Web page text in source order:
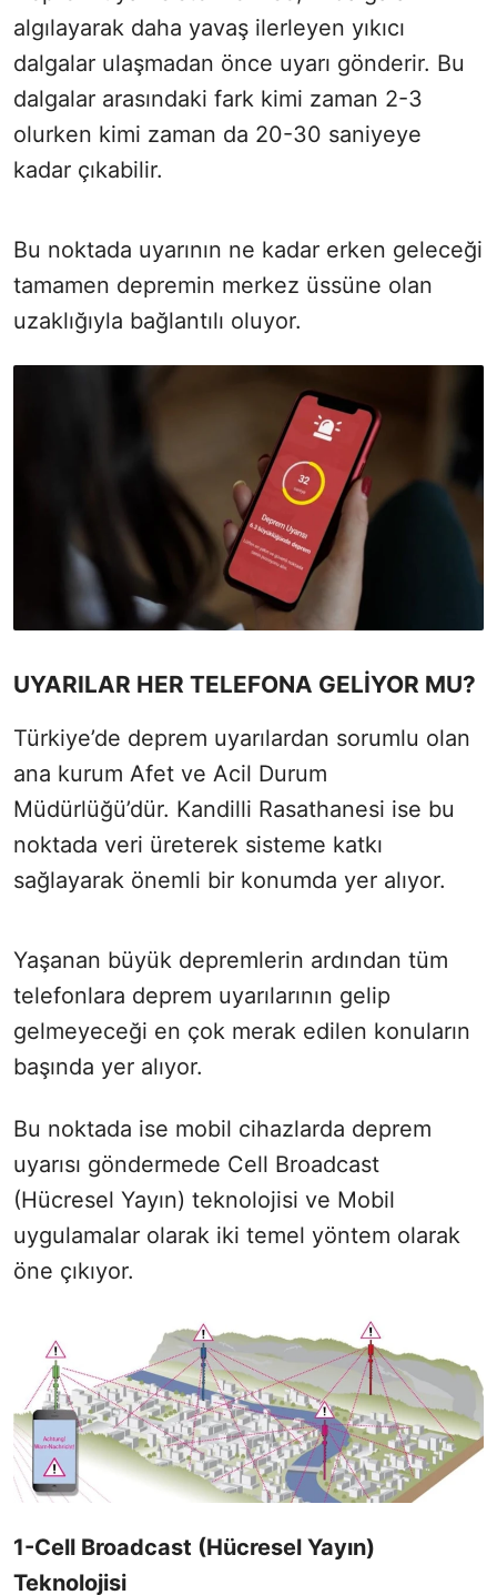
algılayarak daha yavaş ilerleyen yıkıcı
dalgalar ulaşmadan önce uyarı gönderir. Bu
dalgalar arasındaki fark kimi zaman 2-3
olurken kimi zaman da 20-30 saniyeye
kadar çıkabilir.
Bu noktada uyarının ne kadar erken geleceği
tamamen depremin merkez üssüne olan
uzaklığıyla bağlantılı oluyor.
UYARILAR HER TELEFONA GELİYOR MU?
Türkiye’de deprem uyarılardan sorumlu olan
ana kurum Afet ve Acil Durum
Müdürlüğü’dür. Kandilli Rasathanesi ise bu
noktada veri üreterek sisteme katkı
sağlayarak önemli bir konumda yer alıyor.
Yaşanan büyük depremlerin ardından tüm
telefonlara deprem uyarılarının gelip
gelmeyeceği en çok merak edilen konuların
başında yer alıyor.
Bu noktada ise mobil cihazlarda deprem
uyarısı göndermede Cell Broadcast
(Hücresel Yayın) teknolojisi ve Mobil
uygulamalar olarak iki temel yöntem olarak
öne çıkıyor.
1-Cell Broadcast (Hücresel Yayın)
Teknolojisi